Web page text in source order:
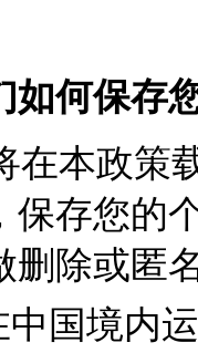
如何保存
在本政策
保存您的
删除或匿
中国境内